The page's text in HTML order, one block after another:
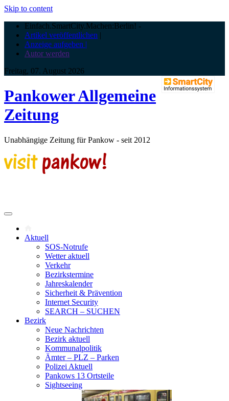
Skip to content
Einfach.SmartCity.Machen:Berlin! -
Artikel veröffentlichen |
Anzeige aufgeben |
Autor werden
Freitag, 07. August 2026
Pankower Allgemeine
Zeitung
Unabhängige Zeitung für Pankow - seit 2012
Aktuell
SOS-Notrufe
Wetter aktuell
Verkehr
Bezirkstermine
Jahreskalender
Sicherheit & Prävention
Internet Security
SEARCH – SUCHEN
Bezirk
Neue Nachrichten
Bezirk aktuell
Kommunalpolitik
Ämter – PLZ – Parken
Polizei Aktuell
Pankows 13 Ortsteile
Sightseeing